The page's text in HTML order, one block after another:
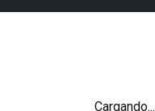
Cargando...